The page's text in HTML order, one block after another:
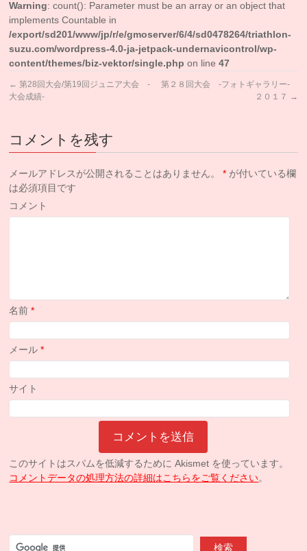
Warning: count(): Parameter must be an array or an object that
implements Countable in
/export/sd201/www/jp/r/e/gmoserver/6/4/sd0478264/triathlon-
suzu.com/wordpress-4.0-ja-jetpack-undernavicontrol/wp-
content/themes/biz-vektor/single.php on line47
← 第28回大会/第19回ジュニア大会 -
大会成績-
第２８回大会 -フォトギャラリー-
２０１７ →
コメントを残す
メールアドレスが公開されることはありません。 * が付いている欄
は必須項目です
コメント
名前*
メール*
サイト
このサイトはスパムを低減するために Akismet を使っています。
コメントデータの処理方法の詳細はこちらをご覧ください。